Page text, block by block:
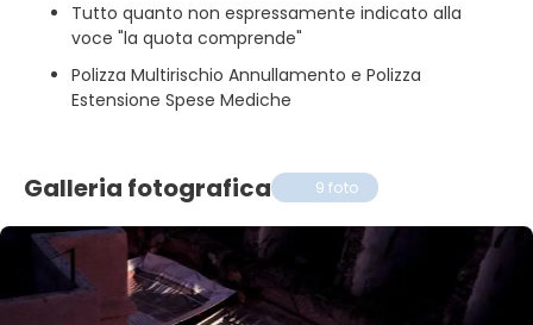
Tutto quanto non espressamente indicato alla
voce "la quota comprende"
Polizza Multirischio Annullamento e Polizza
Estensione Spese Mediche
Galleria fotografica 9 foto